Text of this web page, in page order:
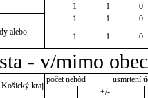
1 1
0
1 1
0
alebo
1 1 0
- v/mimo obec
Košický kraj
počet nehôd
usmrtení
+/-